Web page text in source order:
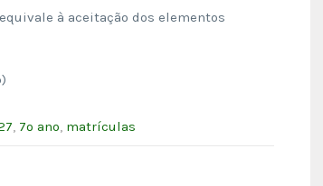
à aceitação dos elementos
, 7º ano, matrículas